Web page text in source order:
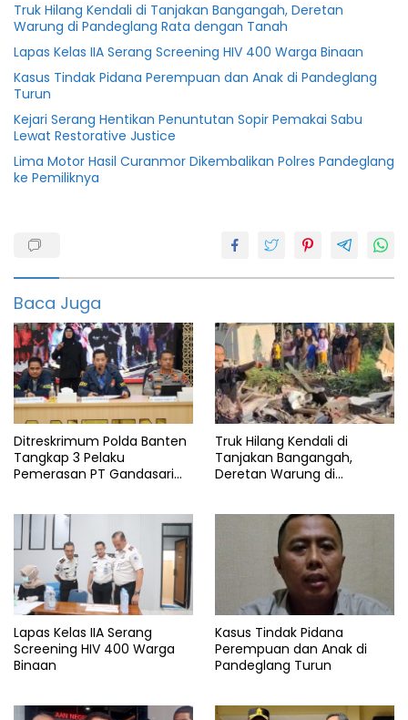
Truk Hilang Kendali di Tanjakan Bangangah, Deretan
Warung di Pandeglang Rata dengan Tanah
Lapas Kelas IIA Serang Screening HIV 400 Warga Binaan
Kasus Tindak Pidana Perempuan dan Anak di Pandeglang
Turun
Kejari Serang Hentikan Penuntutan Sopir Pemakai Sabu
Lewat Restorative Justice
Lima Motor Hasil Curanmor Dikembalikan Polres Pandeglang
ke Pemiliknya
Polres
Pandeglang
Reskrim
Baca Juga
Ditreskrimum Polda Banten
Tangkap 3 Pelaku
Pemerasan PT Gandasari
Truk Hilang Kendali di
Tanjakan Bangangah,
Deretan Warung di
Lapas Kelas IIA Serang
Screening HIV 400 Warga
Binaan
Kasus Tindak Pidana
Perempuan dan Anak di
Pandeglang Turun